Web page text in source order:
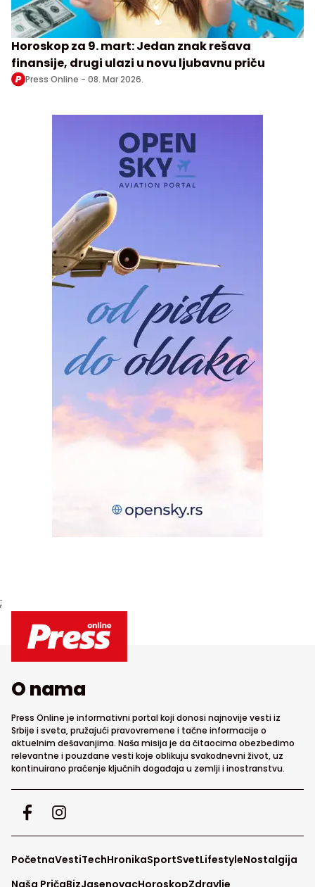
Horoskop za 9. mart: Jedan znak rešava
finansije, drugi ulazi u novu ljubavnu priču
Press Online - 08. Mar 2026.
;
O nama
Press Online je informativni portal koji donosi najnovije vesti iz
Srbije i sveta, pružajući pravovremene i tačne informacije o
aktuelnim dešavanjima. Naša misija je da čitaocima obezbedimo
relevantne i pouzdane vesti koje oblikuju svakodnevni život, uz
kontinuirano praćenje ključnih događaja u zemlji i inostranstvu.
PočetnaVestiTechHronikaSportSvetLifestyleNostalgija